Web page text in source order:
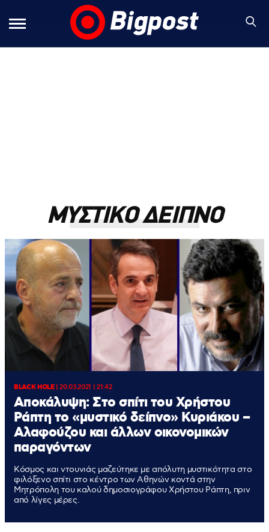
ΜΥΣΤΙΚΟ ΔΕΙΠΝΟ
BLACK HOLE|20.03.2021 | 21:42
Αποκάλυψη: Στο σπίτι του Χρήστου
Ράπτη το «μυστικό δείπνο» Κυριάκου –
Αλαφούζου και άλλων οικονομικών
παραγόντων
Κόσμος και ντουνιάς μαζεύτηκε με απόλυτη μυστικότητα στο
φιλόξενο σπίτι στο κέντρο των Αθηνών κοντά στην
Μητρόπολη του καλού δημοσιογράφου Χρήστου Ράπτη, πριν
από λίγες μέρες.